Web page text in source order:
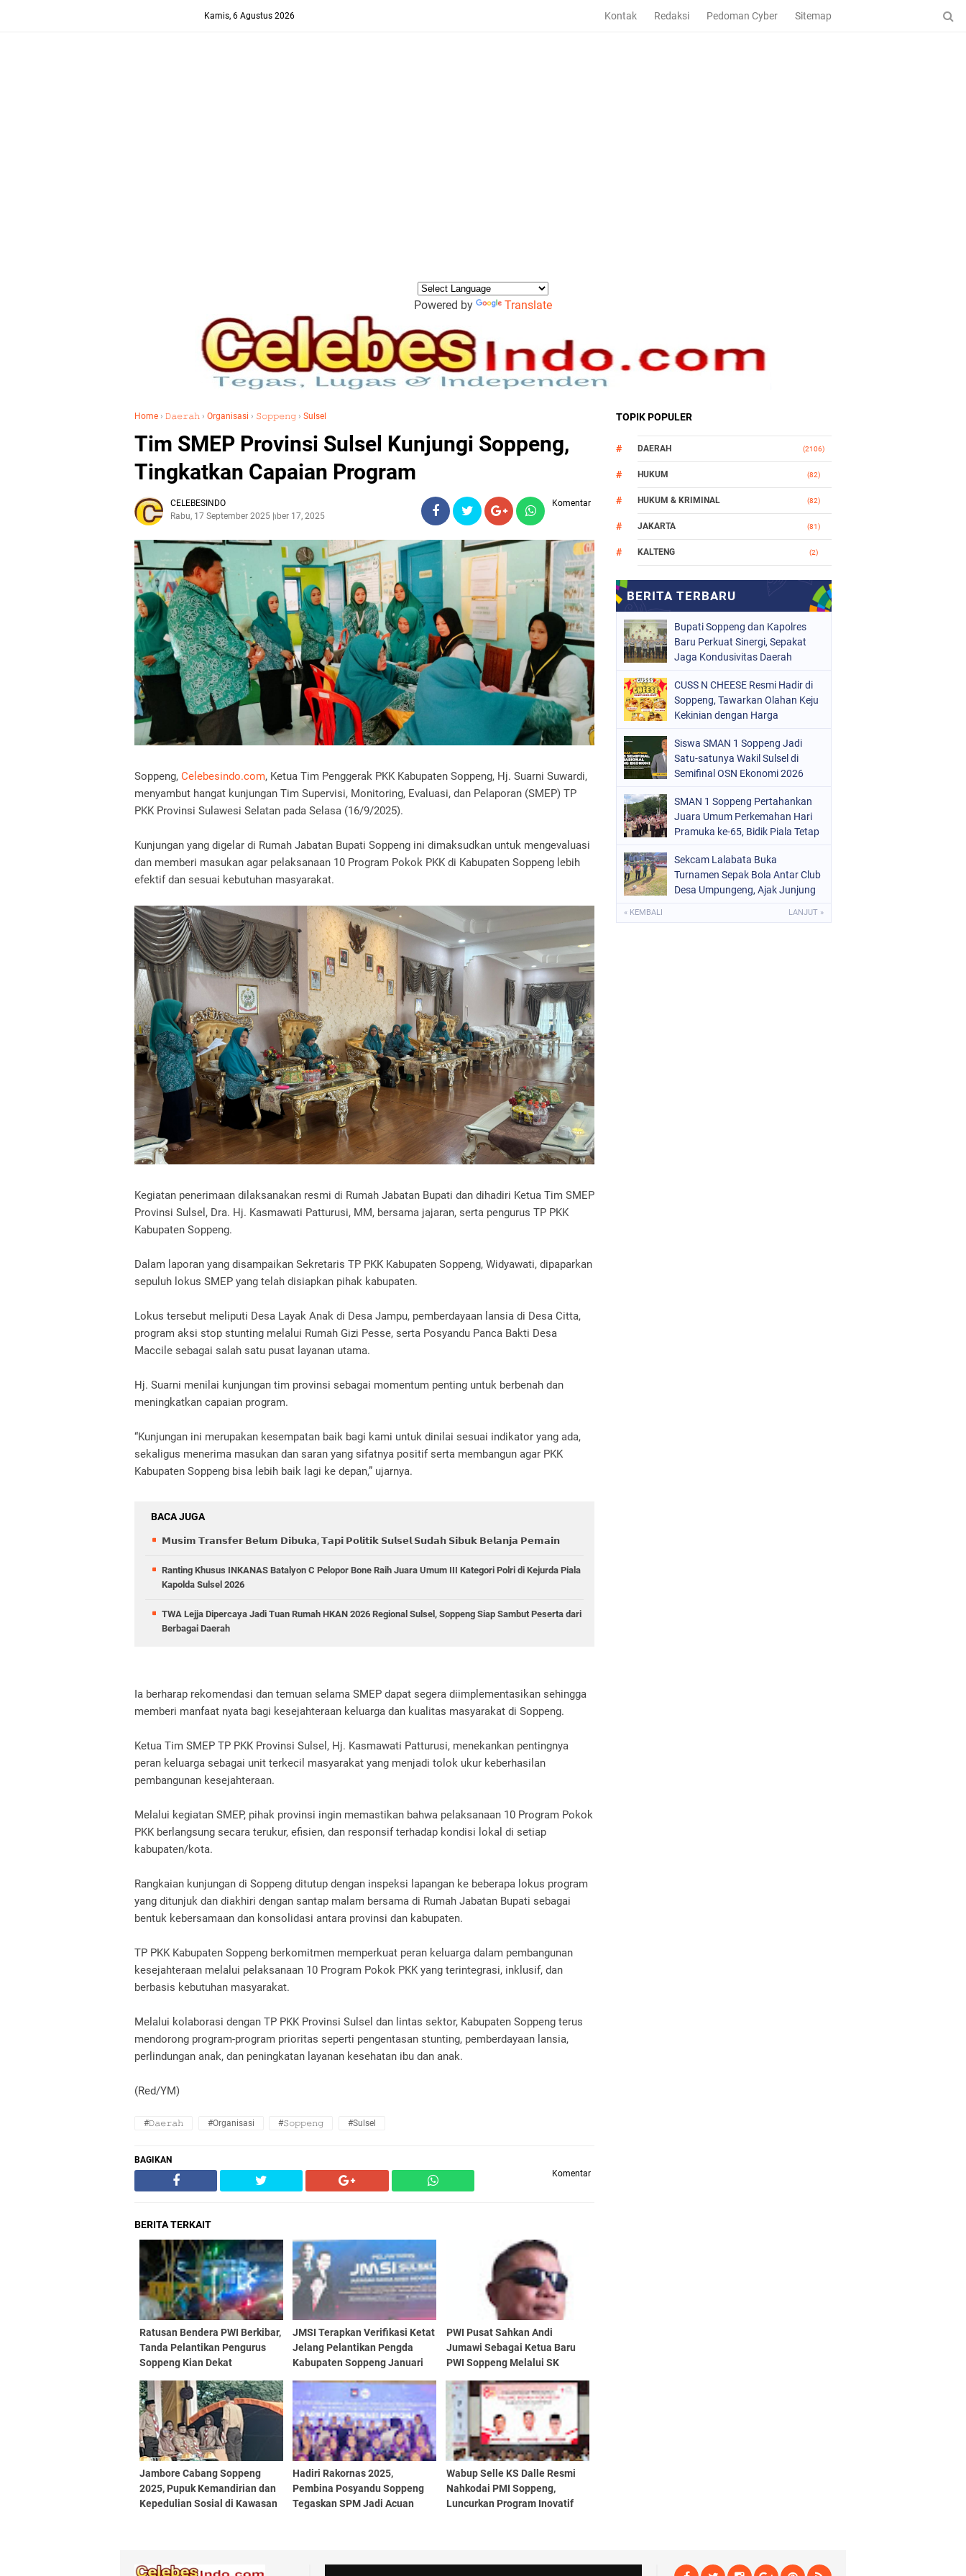
Kamis, 6 Agustus 2026 Kontak Redaksi Pedoman Cyber Sitemap
Powered by Translate
Home › 𝙳𝚊𝚎𝚛𝚊𝚑 › Organisasi › 𝚂𝚘𝚙𝚙𝚎𝚗𝚐 › Sulsel
Tim SMEP Provinsi Sulsel Kunjungi Soppeng,
Tingkatkan Capaian Program
CELEBESINDO
Rabu, 17 September 2025September 17, 2025
Komentar
Soppeng, Celebesindo.com, Ketua Tim Penggerak PKK Kabupaten Soppeng, Hj. Suarni Suwardi,
menyambut hangat kunjungan Tim Supervisi, Monitoring, Evaluasi, dan Pelaporan (SMEP) TP
PKK Provinsi Sulawesi Selatan pada Selasa (16/9/2025).
Kunjungan yang digelar di Rumah Jabatan Bupati Soppeng ini dimaksudkan untuk mengevaluasi
dan memberi masukan agar pelaksanaan 10 Program Pokok PKK di Kabupaten Soppeng lebih
efektif dan sesuai kebutuhan masyarakat.
Kegiatan penerimaan dilaksanakan resmi di Rumah Jabatan Bupati dan dihadiri Ketua Tim SMEP
Provinsi Sulsel, Dra. Hj. Kasmawati Patturusi, MM, bersama jajaran, serta pengurus TP PKK
Kabupaten Soppeng.
Dalam laporan yang disampaikan Sekretaris TP PKK Kabupaten Soppeng, Widyawati, dipaparkan
sepuluh lokus SMEP yang telah disiapkan pihak kabupaten.
Lokus tersebut meliputi Desa Layak Anak di Desa Jampu, pemberdayaan lansia di Desa Citta,
program aksi stop stunting melalui Rumah Gizi Pesse, serta Posyandu Panca Bakti Desa
Maccile sebagai salah satu pusat layanan utama.
Hj. Suarni menilai kunjungan tim provinsi sebagai momentum penting untuk berbenah dan
meningkatkan capaian program.
“Kunjungan ini merupakan kesempatan baik bagi kami untuk dinilai sesuai indikator yang ada,
sekaligus menerima masukan dan saran yang sifatnya positif serta membangun agar PKK
Kabupaten Soppeng bisa lebih baik lagi ke depan,” ujarnya.
BACA JUGA
𝗠𝘂𝘀𝗶𝗺 𝗧𝗿𝗮𝗻𝘀𝗳𝗲𝗿 𝗕𝗲𝗹𝘂𝗺 𝗗𝗶𝗯𝘂𝗸𝗮, 𝗧𝗮𝗽𝗶 𝗣𝗼𝗹𝗶𝘁𝗶𝗸 𝗦𝘂𝗹𝘀𝗲𝗹 𝗦𝘂𝗱𝗮𝗵 𝗦𝗶𝗯𝘂𝗸 𝗕𝗲𝗹𝗮𝗻𝗷𝗮 𝗣𝗲𝗺𝗮𝗶𝗻
Ranting Khusus INKANAS Batalyon C Pelopor Bone Raih Juara Umum III Kategori Polri di Kejurda Piala
Kapolda Sulsel 2026
TWA Lejja Dipercaya Jadi Tuan Rumah HKAN 2026 Regional Sulsel, Soppeng Siap Sambut Peserta dari
Berbagai Daerah
Ia berharap rekomendasi dan temuan selama SMEP dapat segera diimplementasikan sehingga
memberi manfaat nyata bagi kesejahteraan keluarga dan kualitas masyarakat di Soppeng.
Ketua Tim SMEP TP PKK Provinsi Sulsel, Hj. Kasmawati Patturusi, menekankan pentingnya
peran keluarga sebagai unit terkecil masyarakat yang menjadi tolok ukur keberhasilan
pembangunan kesejahteraan.
Melalui kegiatan SMEP, pihak provinsi ingin memastikan bahwa pelaksanaan 10 Program Pokok
PKK berlangsung secara terukur, efisien, dan responsif terhadap kondisi lokal di setiap
kabupaten/kota.
Rangkaian kunjungan di Soppeng ditutup dengan inspeksi lapangan ke beberapa lokus program
yang ditunjuk dan diakhiri dengan santap malam bersama di Rumah Jabatan Bupati sebagai
bentuk kebersamaan dan konsolidasi antara provinsi dan kabupaten.
TP PKK Kabupaten Soppeng berkomitmen memperkuat peran keluarga dalam pembangunan
kesejahteraan melalui pelaksanaan 10 Program Pokok PKK yang terintegrasi, inklusif, dan
berbasis kebutuhan masyarakat.
Melalui kolaborasi dengan TP PKK Provinsi Sulsel dan lintas sektor, Kabupaten Soppeng terus
mendorong program-program prioritas seperti pengentasan stunting, pemberdayaan lansia,
perlindungan anak, dan peningkatan layanan kesehatan ibu dan anak.
(Red/YM)
#𝙳𝚊𝚎𝚛𝚊𝚑 #Organisasi #𝚂𝚘𝚙𝚙𝚎𝚗𝚐 #Sulsel
BAGIKAN
Komentar
BERITA TERKAIT
Ratusan Bendera PWI Berkibar,
Tanda Pelantikan Pengurus
Soppeng Kian Dekat
JMSI Terapkan Verifikasi Ketat
Jelang Pelantikan Pengda
Kabupaten Soppeng Januari
PWI Pusat Sahkan Andi
Jumawi Sebagai Ketua Baru
PWI Soppeng Melalui SK
Jambore Cabang Soppeng
2025, Pupuk Kemandirian dan
Kepedulian Sosial di Kawasan
Hadiri Rakornas 2025,
Pembina Posyandu Soppeng
Tegaskan SPM Jadi Acuan
Wabup Selle KS Dalle Resmi
Nahkodai PMI Soppeng,
Luncurkan Program Inovatif
TOPIK POPULER
DAERAH (2106)
HUKUM (82)
HUKUM & KRIMINAL (82)
JAKARTA (81)
KALTENG (2)
MAKASSAR
(1021)
ORGANISASI (184)
PERISTIWA
POLITIK (220)
POLRI (497)
SULSEL
Bupati Soppeng dan Kapolres
Baru Perkuat Sinergi, Sepakat
Jaga Kondusivitas Daerah
CUSS N CHEESE Resmi Hadir di
Soppeng, Tawarkan Olahan Keju
Kekinian dengan Harga
Siswa SMAN 1 Soppeng Jadi
Satu-satunya Wakil Sulsel di
Semifinal OSN Ekonomi 2026
SMAN 1 Soppeng Pertahankan
Juara Umum Perkemahan Hari
Pramuka ke-65, Bidik Piala Tetap
Sekcam Lalabata Buka
Turnamen Sepak Bola Antar Club
Desa Umpungeng, Ajak Junjung
« KEMBALI LANJUT »